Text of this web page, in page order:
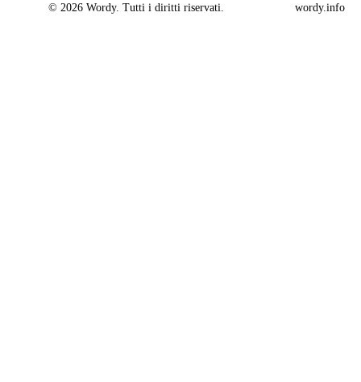
© 2026 Wordy. Tutti i diritti riservati. wordy.info